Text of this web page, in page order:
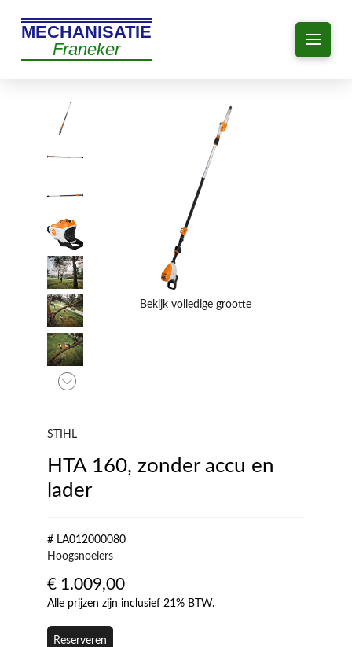
MECHANISATIE
Franeker
Bekijk volledige grootte
STIHL
HTA 160, zonder accu en
lader
# LA012000080
Hoogsnoeiers
€ 1.009,00
Alle prijzen zijn inclusief 21% BTW.
Reserveren